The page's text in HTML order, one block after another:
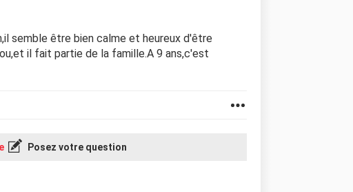
semble être bien calme et heureux d'être
il fait partie de la famille.A 9 ans,c'est
Posez votre question